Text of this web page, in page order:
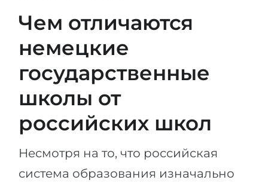
Чем отличаются
немецкие
государственные
школы от
российских школ
Несмотря на то, что российская
система образования изначально